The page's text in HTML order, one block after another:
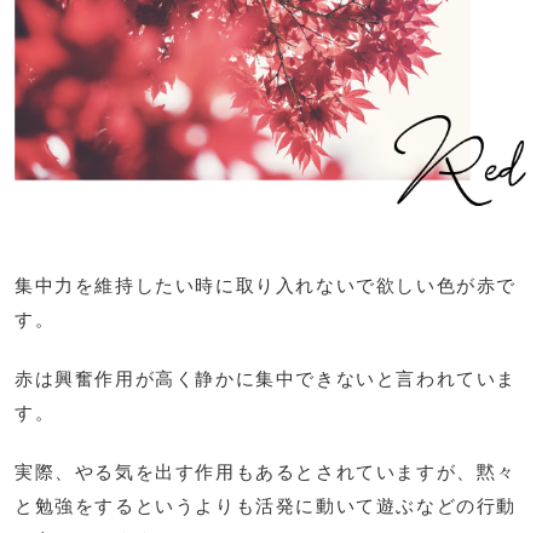
集中力を維持したい時に取り入れないで欲しい色が赤で
す。
赤は興奮作用が高く静かに集中できないと言われていま
す。
実際、やる気を出す作用もあるとされていますが、黙々
と勉強をするというよりも活発に動いて遊ぶなどの行動